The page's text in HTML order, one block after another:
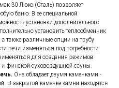
30 Люкс (Сталь) позволяет
баню. В ее специальной
установки дополнительного
установить теплообменник
также различные опции на трубу
печи изменяться под потребности
для создания режимов
и финской суховоздушной сауны.
Она обладает двумя каменками -
В закрытой каменке камни находятся